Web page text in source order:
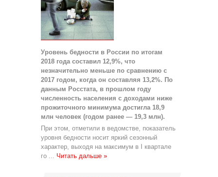
Уровень бедности в России по итогам
2018 года составил 12,9%, что
незначительно меньше по сравнению с
2017 годом, когда он составляя 13,2%. По
данным Росстата, в прошлом году
численность населения с доходами ниже
прожиточного минимума достигла 18,9
млн человек (годом ранее — 19,3 млн).
При этом, отметили в ведомстве, показатель
уровня бедности носит яркий сезонный
характер, выходя на максимум в I квартале
го ... Читать дальше »